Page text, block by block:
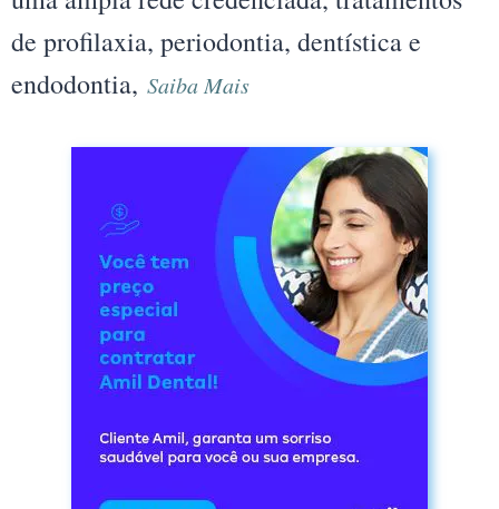
de profilaxia, periodontia, dentística e
endodontia, Saiba Mais